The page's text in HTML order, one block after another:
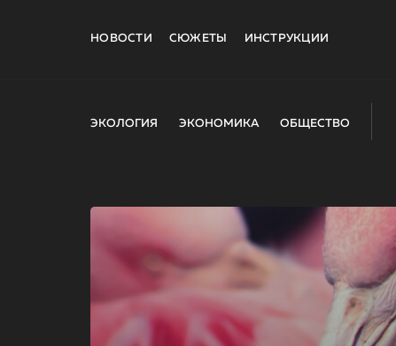
НОВОСТИ СЮЖЕТЫ ИНСТРУКЦИИ
ЭКОЛОГИЯ ЭКОНОМИКА ОБЩЕСТВО